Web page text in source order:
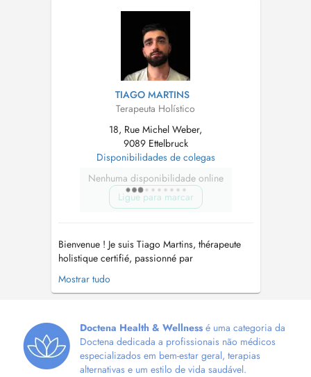
méi Selbstbewosstsinn, bannenzeger
Sécherheet an engem erfëllte Liewen. Mäin
Usaz verbënnt en déif...
TIAGO MARTINS
Terapeuta Holístico
18, Rue Michel Weber,
9089 Ettelbruck
Disponibilidades de colegas
Nenhuma disponibilidade online
Ligue para marcar
Bienvenue ! Je suis Tiago Martins, thérapeute
holistique certifié, passionné par
l'accompagnement de la personne dans sa
globalité : le corps, l'esprit et les émotions. Je
personne est écoutée avec respect et où...
Mostrar tudo
Doctena Health & Wellness é uma categoria da
Doctena dedicada a profissionais não médicos
especializados em bem-estar geral, terapias
alternativas e um estilo de vida saudável.